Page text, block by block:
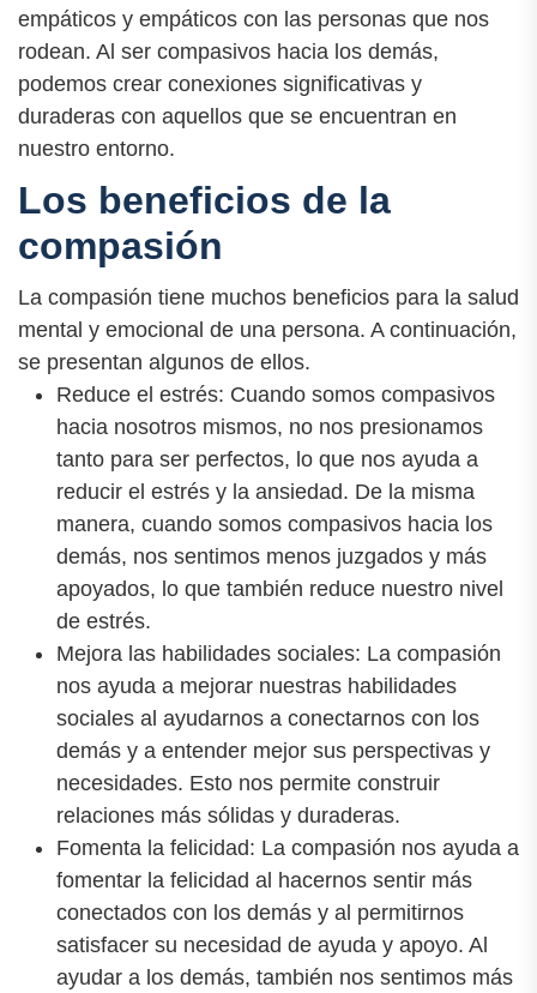
empáticos y empáticos con las personas que nos
rodean. Al ser compasivos hacia los demás,
podemos crear conexiones significativas y
duraderas con aquellos que se encuentran en
nuestro entorno.
Los beneficios de la
compasión
La compasión tiene muchos beneficios para la salud
mental y emocional de una persona. A continuación,
se presentan algunos de ellos.
Reduce el estrés: Cuando somos compasivos
hacia nosotros mismos, no nos presionamos
tanto para ser perfectos, lo que nos ayuda a
reducir el estrés y la ansiedad. De la misma
manera, cuando somos compasivos hacia los
demás, nos sentimos menos juzgados y más
apoyados, lo que también reduce nuestro nivel
de estrés.
Mejora las habilidades sociales: La compasión
nos ayuda a mejorar nuestras habilidades
sociales al ayudarnos a conectarnos con los
demás y a entender mejor sus perspectivas y
necesidades. Esto nos permite construir
relaciones más sólidas y duraderas.
Fomenta la felicidad: La compasión nos ayuda a
fomentar la felicidad al hacernos sentir más
conectados con los demás y al permitirnos
satisfacer su necesidad de ayuda y apoyo. Al
ayudar a los demás, también nos sentimos más